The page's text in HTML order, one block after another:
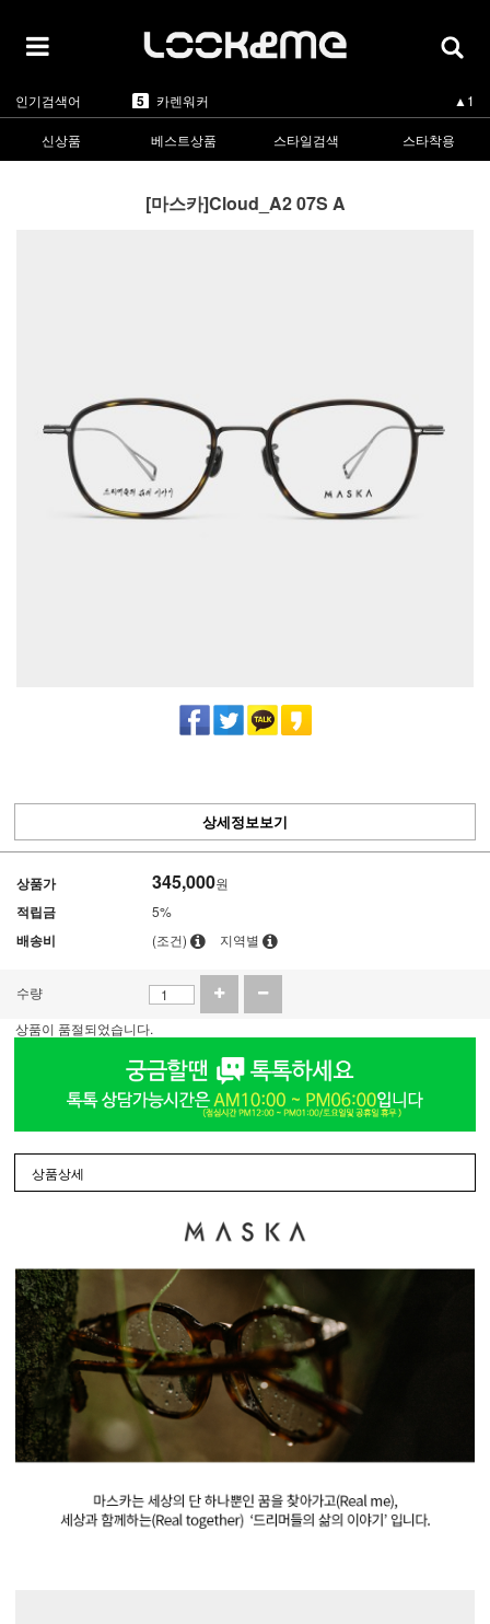
인기검색어
2 마스카 ▲3
린드버그 ▼-2
5 카렌워커 ▲1
1 라피스센시블레
▲3
신상품
베스트상품 스타일검색 스타착용
[마스카]Cloud_A2 07S A
상세정보보기
상품가 345,000원
적립금 5%
배송비 (조건) 지역별
수량
상품이 품절되었습니다.
상품상세